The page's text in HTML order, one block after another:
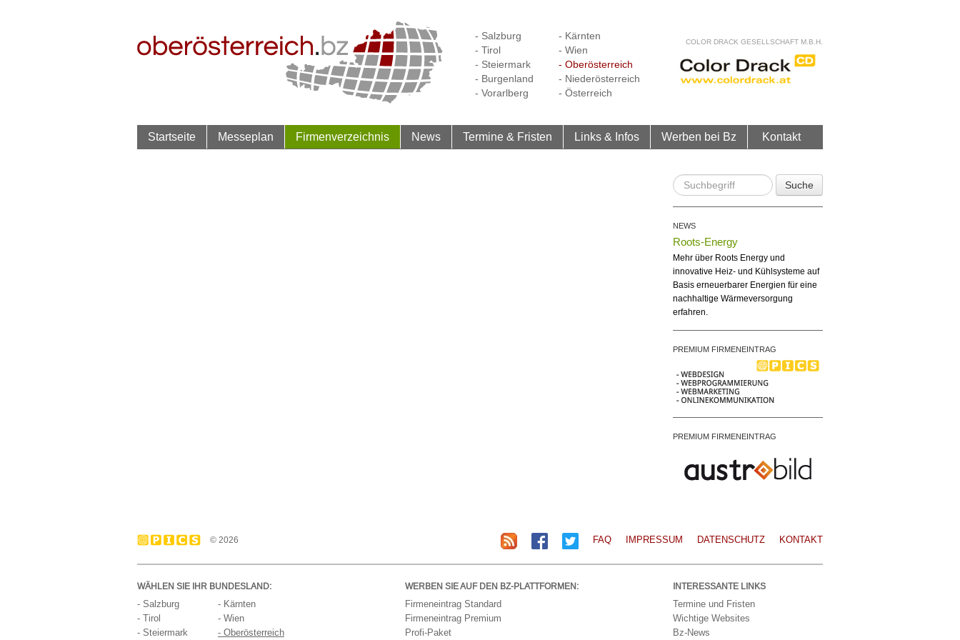
- Salzburg
- Tirol
- Steiermark
- Burgenland
- Vorarlberg
- Kärnten
- Wien
- Oberösterreich
- Niederösterreich
- Österreich
COLOR DRACK GESELLSCHAFT M.B.H.
Startseite Messeplan Firmenverzeichnis News Termine & Fristen Links & Infos Werben bei Bz Kontakt
Suche
NEWS
Roots-Energy
Mehr über Roots Energy und
innovative Heiz- und Kühlsysteme auf
Basis erneuerbarer Energien für eine
nachhaltige Wärmeversorgung
erfahren.
PREMIUM FIRMENEINTRAG
PREMIUM FIRMENEINTRAG
© 2026 FAQ IMPRESSUM DATENSCHUTZ KONTAKT
WÄHLEN SIE IHR BUNDESLAND:
- Salzburg
- Tirol
- Steiermark
- Kärnten
- Wien
- Oberösterreich
WERBEN SIE AUF DEN BZ-PLATTFORMEN:
Firmeneintrag Standard
Firmeneintrag Premium
Profi-Paket
INTERESSANTE LINKS
Termine und Fristen
Wichtige Websites
Bz-News